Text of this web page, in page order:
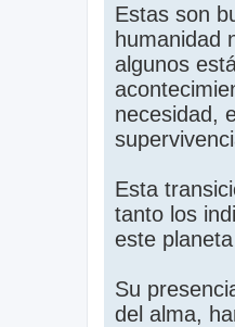
Estas son
humanidad
algunos
necesidad,
Esta
tanto los
este
Su
del alma,